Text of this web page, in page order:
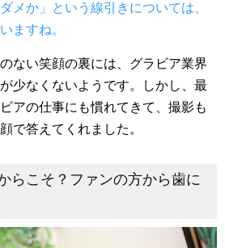
メか」という線引きについては、
ますね。
ない笑顔の裏には、グラビア業界
少なくないようです。しかし、最
アの仕事にも慣れてきて、撮影も
で答えてくれました。
らこそ？ファンの方から歯に